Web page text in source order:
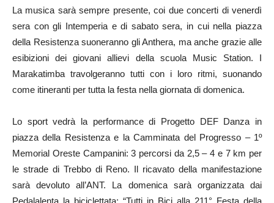
La musica sarà sempre presente, coi due concerti di venerdì
sera con gli Intemperia e di sabato sera, in cui nella piazza
della Resistenza suoneranno gli Anthera, ma anche grazie alle
esibizioni dei giovani allievi della scuola Music Station. I
Marakatimba travolgeranno tutti con i loro ritmi, suonando
come itineranti per tutta la festa nella giornata di domenica.
Lo sport vedrà la performance di Progetto DEF Danza in
piazza della Resistenza e la Camminata del Progresso – 1º
Memorial Oreste Campanini: 3 percorsi da 2,5 – 4 e 7 km per
le strade di Trebbo di Reno. Il ricavato della manifestazione
sarà devoluto all’ANT. La domenica sarà organizzata dai